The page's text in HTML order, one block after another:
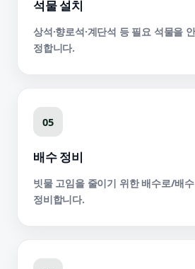
석물 설치
상석·향로석·계단석 등 필요 석물을
정합니다.
05
배수 정비
빗물 고임을 줄이기 위한 배수로/배
정비합니다.